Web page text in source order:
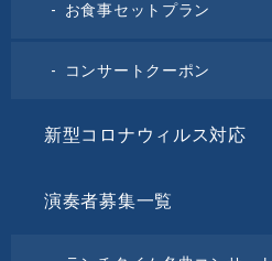
お食事セットプラン
コンサートクーポン
新型コロナウィルス対応
演奏者募集一覧